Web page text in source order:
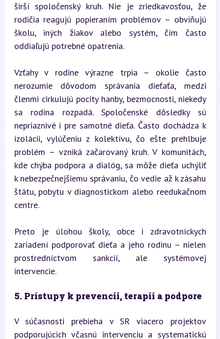
širší spoločenský kruh. Nie je zriedkavosťou, že
rodičia reagujú popieraním problémov – obviňujú
školu, iných žiakov alebo systém, čím často
oddiaľujú potrebné opatrenia.
Vzťahy v rodine výrazne trpia – okolie často
nerozumie dôvodom správania dieťaťa, medzi
členmi cirkulujú pocity hanby, bezmocnosti, niekedy
sa rodina rozpadá. Spoločenské dôsledky sú
nepriaznivé i pre samotné dieťa. Často dochádza k
izolácii, vylúčeniu z kolektívu, čo ešte prehlbuje
problém – vzniká začarovaný kruh. V komunitách,
kde chýba podpora a dialóg, sa môže dieťa uchýliť
k nebezpečnejšiemu správaniu, čo vedie až k zásahu
štátu, pobytu v diagnostickom alebo reedukačnom
centre.
Preto je úlohou školy, obce i zdravotníckych
zariadení podporovať dieťa a jeho rodinu – nielen
prostredníctvom sankcií, ale systémovej
intervencie.
5. Prístupy k prevencii, terapii a podpore
V súčasnosti prebieha v SR viacero projektov
podporujúcich včasnú intervenciu a systematickú